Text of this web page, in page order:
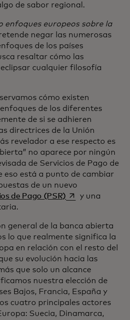
de sabor regional.
enfoques europeos sobre la
negar las numerosas
de los países
resaltar cómo las
cualquier filosofía
cómo existen
de los diferentes
de si se adhieren
directrices de la Unión
revelador a ese respecto es
no aparece por ningún
de Servicios de Pago de
eso está a punto de cambiar
de un nuevo
de Pago (PSR) se abre en una
y una
nueva
general de la banca abierta
lo que realmente significa la
en relación con el resto del
su evolución hacia las
que solo un alcance
nuestra elección de
Bajos, Francia, España y
cuatro principales actores
Suecia, Dinamarca,